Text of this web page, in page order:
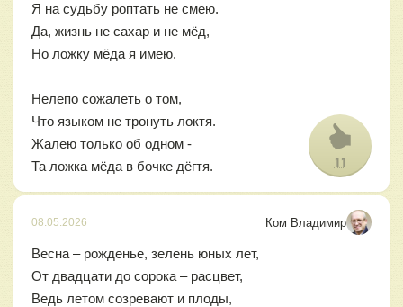
Я на судьбу роптать не смею.
Да, жизнь не сахар и не мёд,
Но ложку мёда я имею.
Нелепо сожалеть о том,
Что языком не тронуть локтя.
Жалею только об одном -
Та ложка мёда в бочке дёгтя.
11
08.05.2026 Ком Владимир
Весна – рожденье, зелень юных лет,
От двадцати до сорока – расцвет,
Ведь летом созревают и плоды,